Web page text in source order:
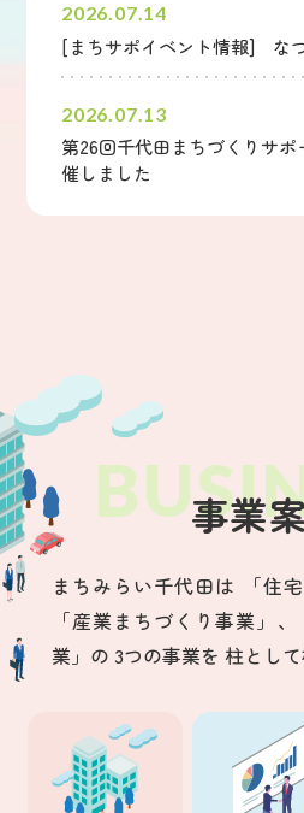
2026.07.14
[まちサポイベント情報] な
2026.07.13
第26回千代田まちづくりサ
催しました
事業
まちみらい千代田は
「住
「産業まちづくり事業」、
業」の 3つの事業を 柱とし